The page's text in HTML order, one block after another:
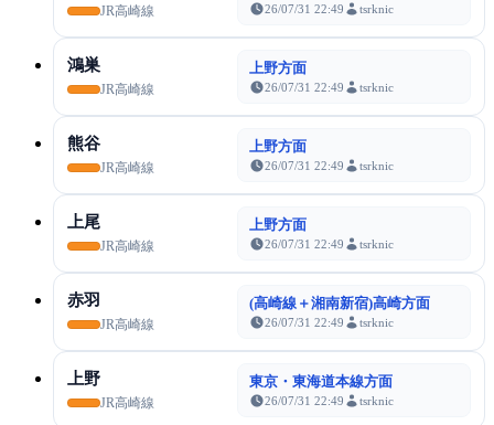
JR高崎線 26/07/31 22:49 tsrknic
鴻巣
JR高崎線
上野方面
26/07/31 22:49 tsrknic
熊谷
JR高崎線
上野方面
26/07/31 22:49 tsrknic
上尾
JR高崎線
上野方面
26/07/31 22:49 tsrknic
赤羽
JR高崎線
(高崎線＋湘南新宿)高崎方面
26/07/31 22:49 tsrknic
上野
JR高崎線
東京・東海道本線方面
26/07/31 22:49 tsrknic